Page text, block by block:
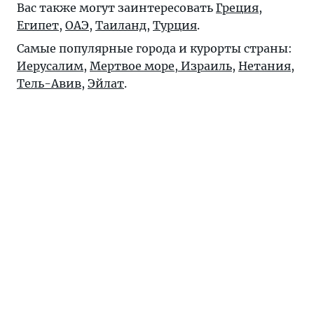
Вас также могут заинтересовать Греция,
Египет, ОАЭ, Таиланд, Турция.
Самые популярные города и курорты страны:
Иерусалим, Мертвое море, Израиль, Нетания,
Тель-Авив, Эйлат.